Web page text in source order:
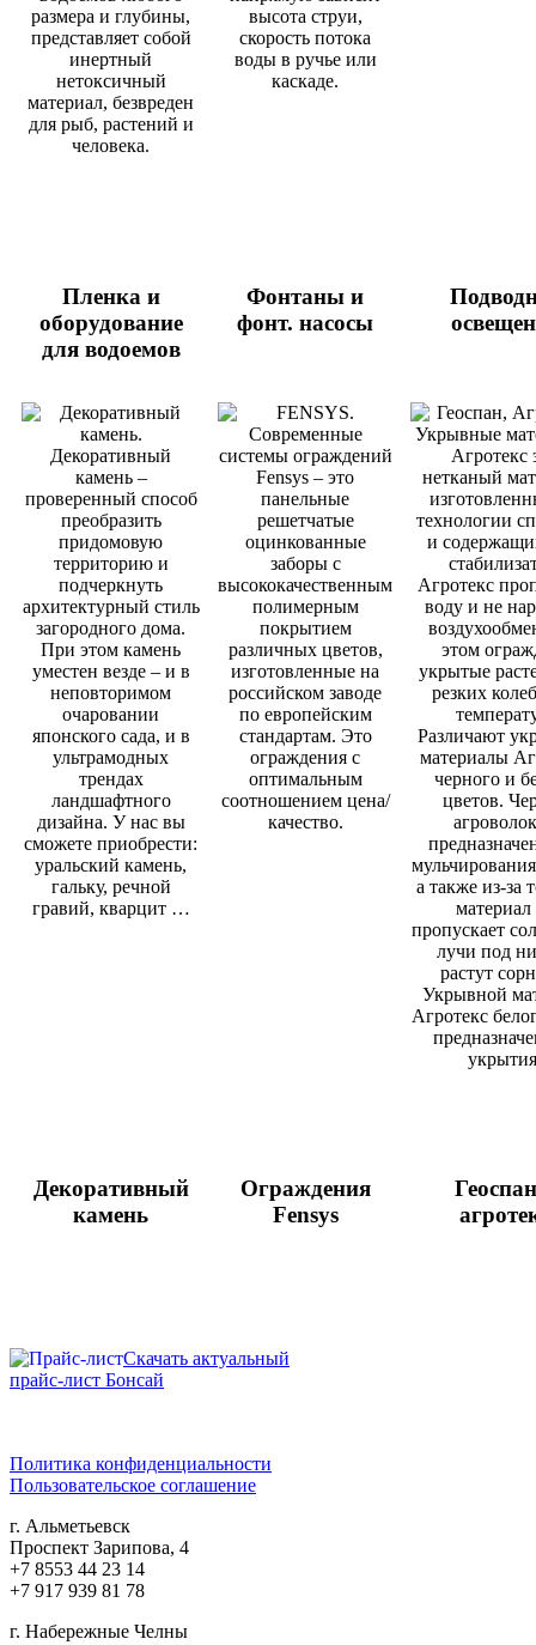
Пленка и
оборудование
для водоемов
Фонтаны и
фонт. насосы
Декоративный
камень
Ограждения
Fensys
Скачать актуальный
прайс-лист Бонсай
Политика конфиденциальности
Пользовательское соглашение
г. Альметьевск
Проспект Зарипова, 4
+7 8553 44 23 14
+7 917 939 81 78
г. Набережные Челны